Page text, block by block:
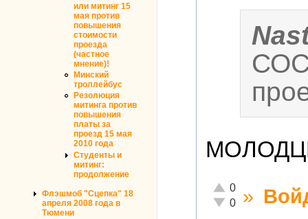
или митинг 15
мая против
повышения
стоимости
проезда
(частное
мнение)!
Минский
троллейбус
Резолюция
митинга против
повышения
платы за
проезд 15 мая
2010 года
Студенты и
митинг:
продолжение
Флэшмоб "Сцепка" 18
апреля 2008 года в
Тюмени
Отлично!
0
Неадекватно!
0 »